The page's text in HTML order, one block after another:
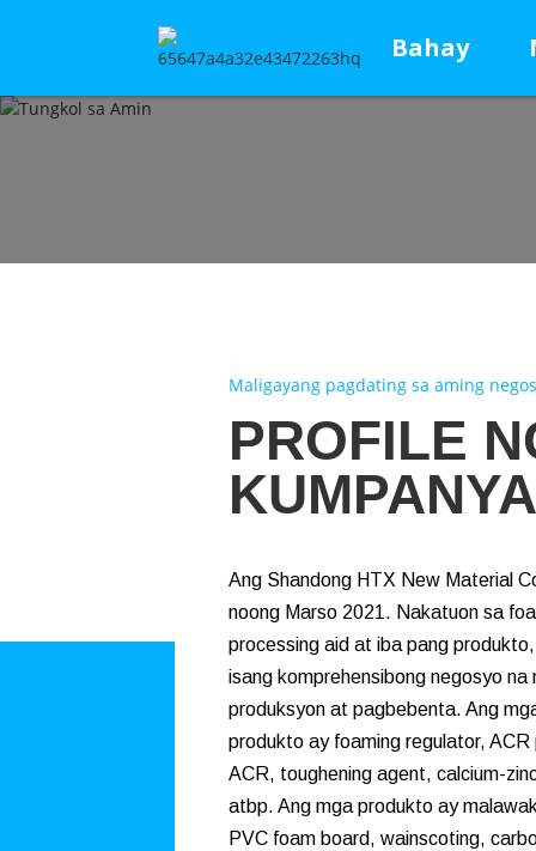
Bahay
Maligayang pagdating sa aming
PROFILE
KUMPANYA
Ang Shandong HTX New Material
noong Marso 2021. Nakatuon sa
processing aid at iba pang
isang komprehensibong negosyo
produksyon at pagbebenta. Ang
produkto ay foaming regulator,
ACR, toughening agent, calcium-
atbp. Ang mga produkto ay
PVC foam board, wainscoting,